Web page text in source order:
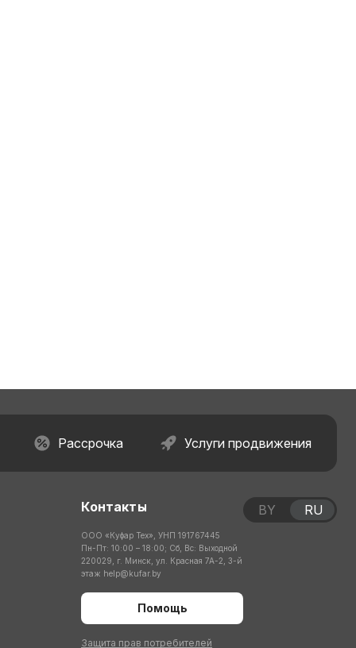
Рассрочка Услуги продвижения
Контакты
ООО «Куфар Тех», УНП 191767445
Пн-Пт: 10:00 – 18:00; Сб, Вс: Выходной
220029, г. Минск, ул. Красная 7А-2, 3-й
этаж help@kufar.by
Помощь
Защита прав потребителей
BY RU